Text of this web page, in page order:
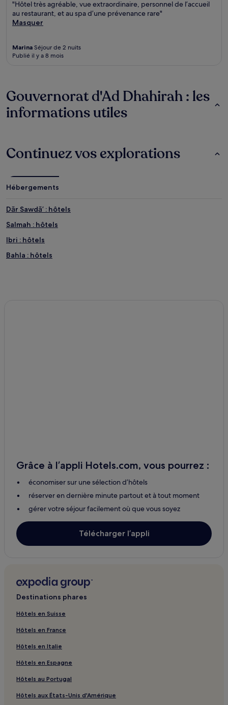
"Hôtel très agréable, vue extraordinaire, personnel de l’accueil
au restaurant, et au spa d’une prévenance rare"
Masquer
Marina Séjour de 2 nuits
Publié il y a 8 mois
Gouvernorat d'Ad Dhahirah : les
informations utiles
Continuez vos explorations
Hébergements
Dār Sawdāʼ : hôtels
Salmah : hôtels
Ibri : hôtels
Bahla : hôtels
Grâce à l’appli Hotels.com, vous pourrez :
économiser sur une sélection d’hôtels
réserver en dernière minute partout et à tout moment
gérer votre séjour facilement où que vous soyez
Télécharger l’appli
Destinations phares
Hôtels en Suisse
Hôtels en France
Hôtels en Italie
Hôtels en Espagne
Hôtels au Portugal
Hôtels aux États-Unis d'Amérique